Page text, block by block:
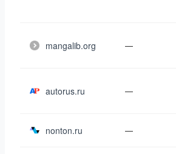
mangalib.org —
autorus.ru —
nonton.ru —